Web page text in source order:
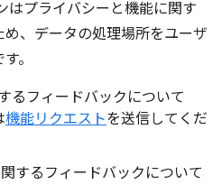
はプライバシーと機能に関す
、データの処理場所をユーザ
。
るフィードバックについて
機能リクエストを送信してくだ
するフィードバックについて